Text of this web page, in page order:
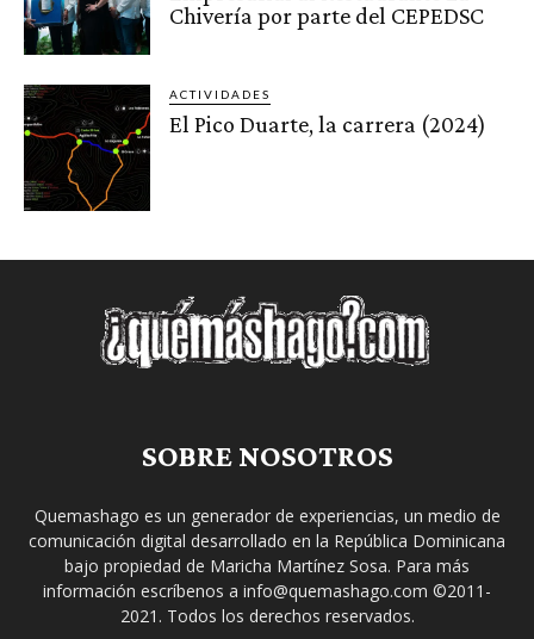
Chivería por parte del CEPEDSC
ACTIVIDADES
El Pico Duarte, la carrera (2024)
SOBRE NOSOTROS
Quemashago es un generador de experiencias, un medio de
comunicación digital desarrollado en la República Dominicana
bajo propiedad de Maricha Martínez Sosa. Para más
información escríbenos a info@quemashago.com ©2011-
2021. Todos los derechos reservados.